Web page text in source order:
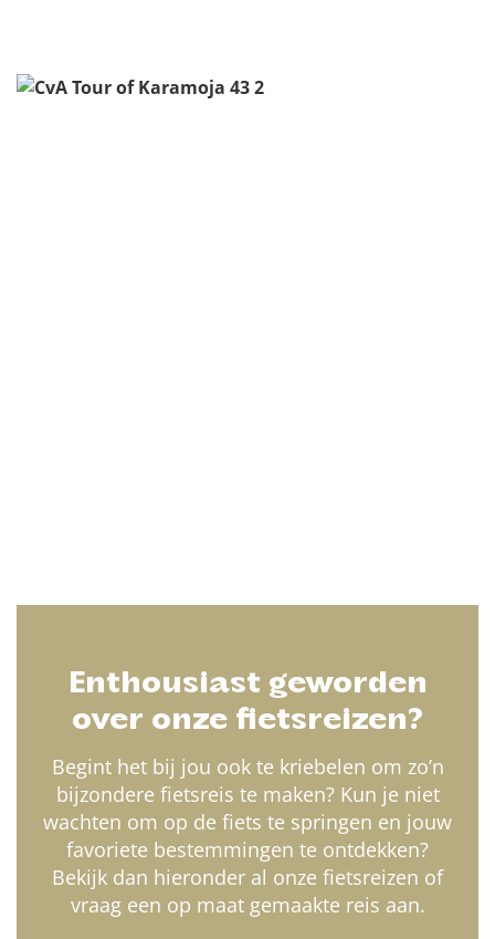
Enthousiast geworden
over onze fietsreizen?
Begint het bij jou ook te kriebelen om zo’n
bijzondere fietsreis te maken? Kun je niet
wachten om op de fiets te springen en jouw
favoriete bestemmingen te ontdekken?
Bekijk dan hieronder al onze fietsreizen of
vraag een op maat gemaakte reis aan.